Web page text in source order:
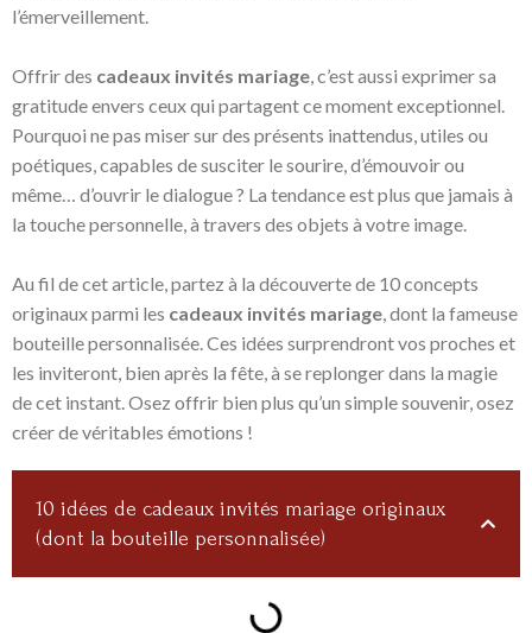
l’émerveillement.
Offrir des cadeaux invités mariage, c’est aussi exprimer sa
gratitude envers ceux qui partagent ce moment exceptionnel.
Pourquoi ne pas miser sur des présents inattendus, utiles ou
poétiques, capables de susciter le sourire, d’émouvoir ou
même… d’ouvrir le dialogue ? La tendance est plus que jamais à
la touche personnelle, à travers des objets à votre image.
Au fil de cet article, partez à la découverte de 10 concepts
originaux parmi les cadeaux invités mariage, dont la fameuse
bouteille personnalisée. Ces idées surprendront vos proches et
les inviteront, bien après la fête, à se replonger dans la magie
de cet instant. Osez offrir bien plus qu’un simple souvenir, osez
créer de véritables émotions !
10 idées de cadeaux invités mariage originaux
(dont la bouteille personnalisée)